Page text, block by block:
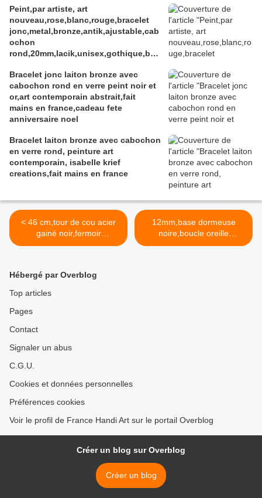
Peint,par artiste, art
nouveau,rose,blanc,rouge,bracelet
jonc,metal,bronze,antik,ajustable,cab
ochon
rond,20mm,lacik,unisex,gothique,boh
Bracelet jonc laiton bronze avec
cabochon rond en verre peint noir et
or,art contemporain abstrait,fait
mains en france,cadeau fete
anniversaire noel
Bracelet laiton bronze avec cabochon
en verre rond, peinture art
contemporain, isabelle krief
creations,fait mains en france
< 46 cm,tour de cou acier
gainé noir,fermoir
magnetic,aimant,fourniture
décoration,scrapbooking,go
thique vintage
kawaii,boheme victorien
12mm,base dormeuse
noire,boucle oreille
percée,collage cabochon
Hébergé par Overblog
Top articles
Pages
Contact
Signaler un abus
C.G.U.
Cookies et données personnelles
Préférences cookies
Voir le profil de France Handi Art sur le portail Overblog
Créer un blog sur Overblog
Créer un blog